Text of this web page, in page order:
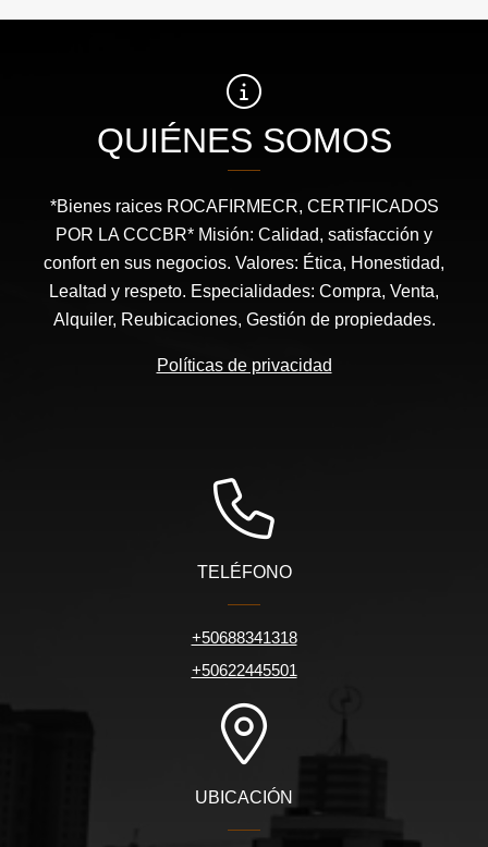
QUIÉNES SOMOS
*Bienes raices ROCAFIRMECR, CERTIFICADOS
POR LA CCCBR* Misión: Calidad, satisfacción y
confort en sus negocios. Valores: Ética, Honestidad,
Lealtad y respeto. Especialidades: Compra, Venta,
Alquiler, Reubicaciones, Gestión de propiedades.
Políticas de privacidad
TELÉFONO
+50688341318
+50622445501
UBICACIÓN